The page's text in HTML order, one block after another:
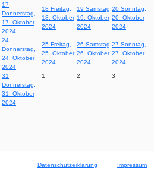
17
Donnerstag,
17. Oktober
2024
18 Freitag,
18. Oktober
2024
19 Samstag,
19. Oktober
2024
20 Sonntag,
20. Oktober
2024
24
Donnerstag,
24. Oktober
2024
25 Freitag,
25. Oktober
2024
26 Samstag,
26. Oktober
2024
27 Sonntag,
27. Oktober
2024
31
Donnerstag,
31. Oktober
2024
1 2 3
Datenschutzerklärung
Impressum